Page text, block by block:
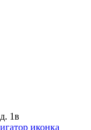
1в